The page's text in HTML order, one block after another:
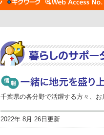
千葉県の各分野で活躍する方々、
2022年 8月 26日更新